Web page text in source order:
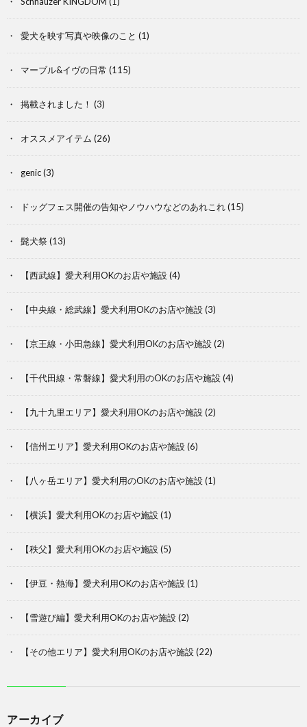
愛犬を映す写真や映像のこと (1)
マーブル&イヴの日常 (115)
掲載されました！ (3)
オススメアイテム (26)
genic(3)
ドッグフェス開催の告知やノウハウなどのあれこれ(15)
髭犬祭 (13)
【西武線】愛犬利用OKのお店や施設(4)
【中央線・総武線】愛犬利用OKのお店や施設(3)
【京王線・小田急線】愛犬利用OKのお店や施設(2)
【千代田線・常磐線】愛犬利用のOKのお店や施設(4)
【九十九里エリア】愛犬利用OKのお店や施設(2)
【信州エリア】愛犬利用OKのお店や施設(6)
【八ヶ岳エリア】愛犬利用のOKのお店や施設(1)
【横浜】愛犬利用OKのお店や施設(1)
【秩父】愛犬利用OKのお店や施設(5)
【伊豆・熱海】愛犬利用OKのお店や施設(1)
【雪遊び編】愛犬利用OKのお店や施設(2)
【その他エリア】愛犬利用OKのお店や施設(22)
アーカイブ